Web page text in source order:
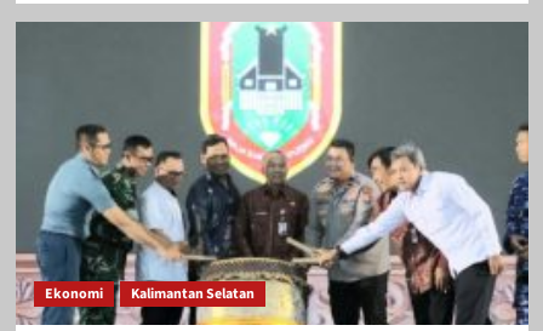
Ekonomi Kalimantan Selatan